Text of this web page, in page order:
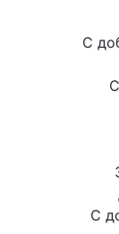
С
С